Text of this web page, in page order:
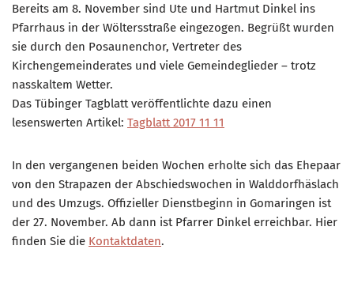
Bereits am 8. November sind Ute und Hartmut Dinkel ins
Pfarrhaus in der Wöltersstraße eingezogen. Begrüßt wurden
sie durch den Posaunenchor, Vertreter des
Kirchengemeinderates und viele Gemeindeglieder – trotz
nasskaltem Wetter.
Das Tübinger Tagblatt veröffentlichte dazu einen
lesenswerten Artikel: Tagblatt 2017 11 11
In den vergangenen beiden Wochen erholte sich das Ehepaar
von den Strapazen der Abschiedswochen in Walddorfhäslach
und des Umzugs. Offizieller Dienstbeginn in Gomaringen ist
der 27. November. Ab dann ist Pfarrer Dinkel erreichbar. Hier
finden Sie die Kontaktdaten.